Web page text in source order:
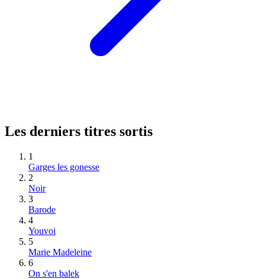
Les derniers titres sortis
1
Garges les gonesse
2
Noir
3
Barode
4
Youvoi
5
Marie Madeleine
6
On s'en balek